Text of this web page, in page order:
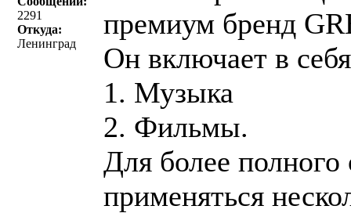
2291
Откуда:
Ленинград
премиум бренд
Он включает в
1. Музыка
2. Фильмы.
Для более полного
применяться